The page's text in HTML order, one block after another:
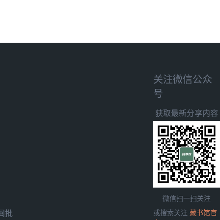
批
关注微信公众
号
获取最新分享内容
微信扫一扫关注
或搜索关注 藏书馆官